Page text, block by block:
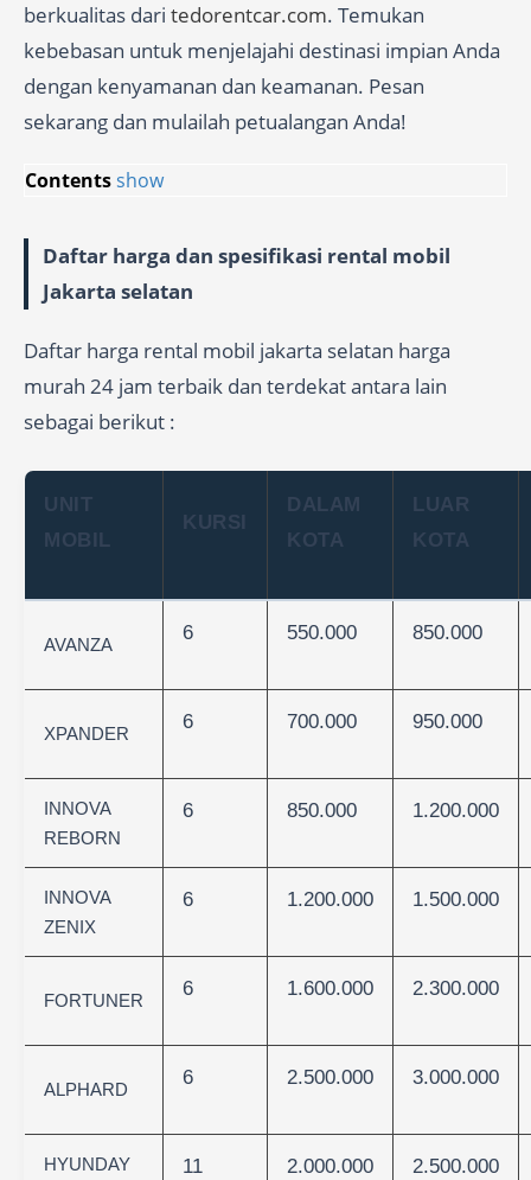
berkualitas dari tedorentcar.com. Temukan
kebebasan untuk menjelajahi destinasi impian Anda
dengan kenyamanan dan keamanan. Pesan
sekarang dan mulailah petualangan Anda!
Contentsshow
Daftar harga dan spesifikasi rental mobil
Jakarta selatan
Daftar harga rental mobil jakarta selatan harga
murah 24 jam terbaik dan terdekat antara lain
sebagai berikut :
UNIT
MOBIL
KURSI
DALAM
KOTA
LUAR
KOTA
AVANZA
6 550.000 850.000
XPANDER
6 700.000 950.000
INNOVA
REBORN
6 850.000 1.200.000
INNOVA
ZENIX
6 1.200.000 1.500.000
FORTUNER
6 1.600.000 2.300.000
ALPHARD
6 2.500.000 3.000.000
HYUNDAY
11 2.000.000 2.500.000